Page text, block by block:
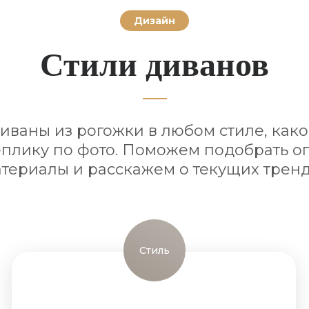
Дизайн
Стили диванов
из рогожки в любом стиле,
по фото. Поможем подобрать
и расскажем о текущих
Стиль